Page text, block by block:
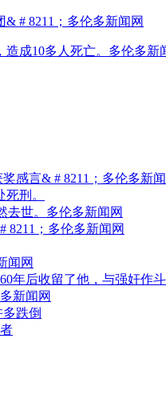
# 8211；多伦多新闻网
成10多人死亡。多伦多新
感言& # 8211；多伦多新闻
刑。
去世。多伦多新闻网
8211；多伦多新闻网
闻网
年后收留了他，与强奸作斗
新闻网
跌倒